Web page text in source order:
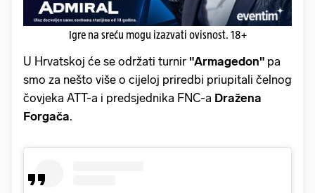
Igre na sreću mogu izazvati ovisnost. 18+
U Hrvatskoj će se održati turnir "Armagedon" pa
smo za nešto više o cijeloj priredbi priupitali čelnog
čovjeka ATT-a i predsjednika FNC-a Dražena
Forgača.